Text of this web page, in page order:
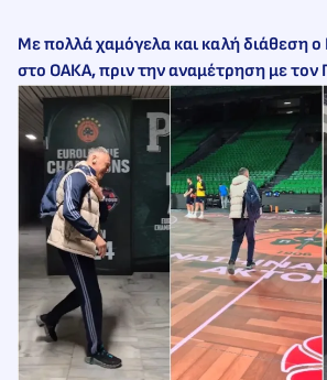
Με πολλά χαμόγελα και καλή διάθεση ο
στο ΟΑΚΑ, πριν την αναμέτρηση με τον